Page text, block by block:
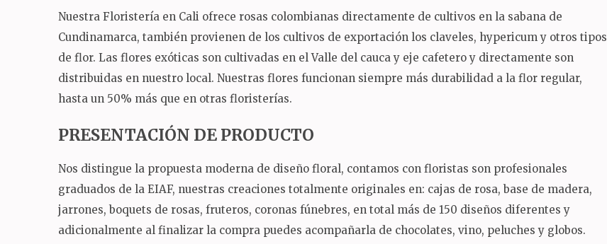
Nuestra Floristería en Cali ofrece rosas colombianas directamente de cultivos en la sabana de
Cundinamarca, también provienen de los cultivos de exportación los claveles, hypericum y otros tipos
de flor. Las flores exóticas son cultivadas en el Valle del cauca y eje cafetero y directamente son
distribuidas en nuestro local. Nuestras flores funcionan siempre más durabilidad a la flor regular,
hasta un 50% más que en otras floristerías.
PRESENTACIÓN DE PRODUCTO
Nos distingue la propuesta moderna de diseño floral, contamos con floristas son profesionales
graduados de la EIAF, nuestras creaciones totalmente originales en: cajas de rosa, base de madera,
jarrones, boquets de rosas, fruteros, coronas fúnebres, en total más de 150 diseños diferentes y
adicionalmente al finalizar la compra puedes acompañarla de chocolates, vino, peluches y globos.